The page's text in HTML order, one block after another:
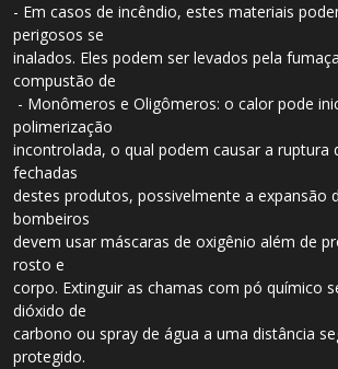
- Em casos de incêndio, estes materiais
perigosos se
inalados. Eles podem ser levados pela
compustão de
- Monômeros e Oligômeros: o calor pode
polimerização
incontrolada, o qual podem causar a ruptura
fechadas
destes produtos, possivelmente a expansão
bombeiros
devem usar máscaras de oxigênio além de
rosto e
corpo. Extinguir as chamas com pó químico
dióxido de
carbono ou spray de água a uma distância
protegido.